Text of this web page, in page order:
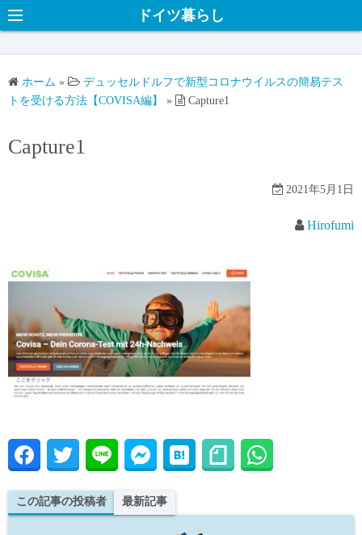
ドイツ暮らし
ホーム »
デュッセルドルフで新型コロナウイルスの簡易テス
トを受ける方法【COVISA編】
» Capture1
Capture1
2021年5月1日
Hirofumi
この記事の投稿者 最新記事